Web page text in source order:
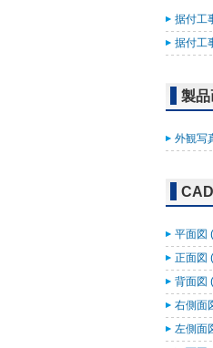
据付工
据付工
製品
外観写
平面図
正面図
背面図
右側面
左側面